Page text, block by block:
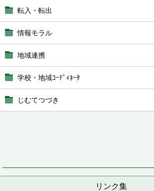
転入・転出
情報モラル
地域連携
学校・地域ｺｰﾃﾞｨﾈｰﾀ
じむてつづき
リンク集